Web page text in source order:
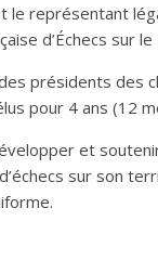
le représentant
d’Échecs sur
présidents des
pour 4 ans (12
et
sur son